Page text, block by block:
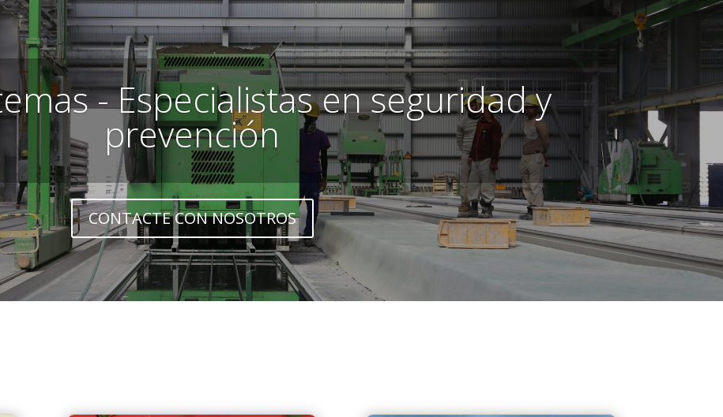
- Especialistas en seguridad y
prevención
CONTACTE CON NOSOTROS